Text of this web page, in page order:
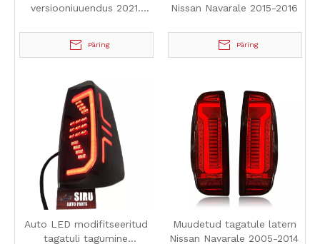
versiooniuuendus 2021.
Päring
Nissan Navarale 2015-2016
Päring
Auto LED modifitseeritud
tagatuli tagumine
Muudetud tagatule latern
Nissan Navarale 2005-2014